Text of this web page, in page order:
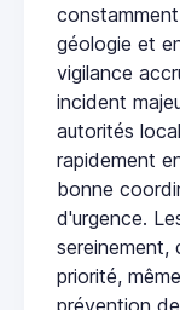
géologie et
vigilance
incident
autorités
rapidement
bonne
d'urgence.
sereinement,
priorité,
prévention